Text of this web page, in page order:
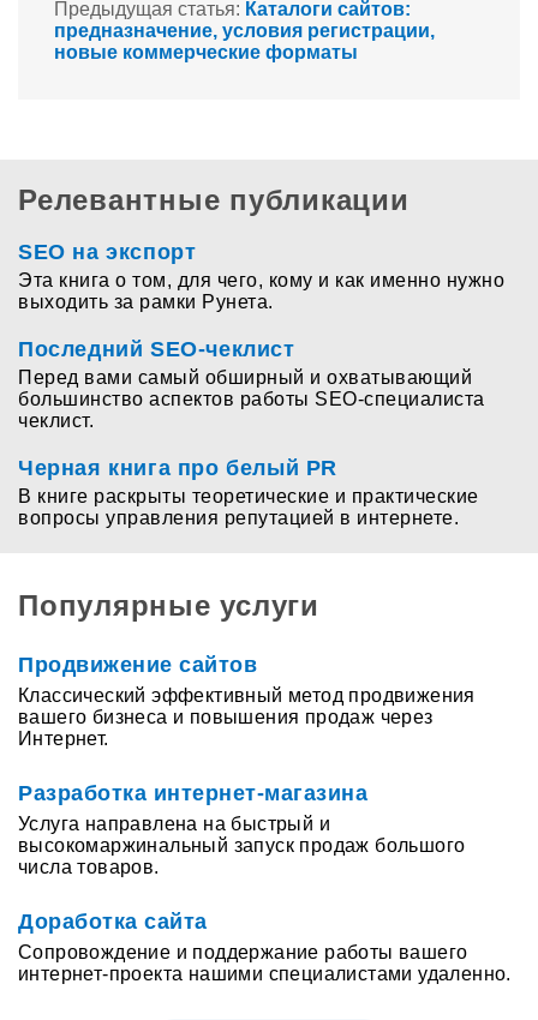
Предыдущая статья: Каталоги сайтов:
предназначение, условия регистрации,
новые коммерческие форматы
Релевантные публикации
SEO на экспорт
Эта книга о том, для чего, кому и как именно нужно
выходить за рамки Рунета.
Последний SEO-чеклист
Перед вами самый обширный и охватывающий
большинство аспектов работы SEO-специалиста
чеклист.
Черная книга про белый PR
В книге раскрыты теоретические и практические
вопросы управления репутацией в интернете.
Популярные услуги
Продвижение сайтов
Классический эффективный метод продвижения
вашего бизнеса и повышения продаж через
Интернет.
Разработка интернет-магазина
Услуга направлена на быстрый и
высокомаржинальный запуск продаж большого
числа товаров.
Доработка сайта
Сопровождение и поддержание работы вашего
интернет-проекта нашими специалистами удаленно.